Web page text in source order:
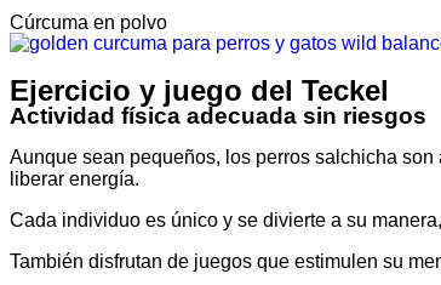
Cúrcuma en polvo
Ejercicio y juego del Teckel
Actividad física adecuada sin riesgos
Aunque sean pequeños, los perros salchicha
liberar energía.
Cada individuo es único y se divierte a su
También disfrutan de juegos que estimulen su